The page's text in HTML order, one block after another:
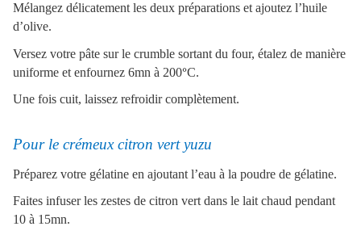
Mélangez délicatement les deux préparations et ajoutez l’huile
d’olive.
Versez votre pâte sur le crumble sortant du four, étalez de manière
uniforme et enfournez 6mn à 200°C.
Une fois cuit, laissez refroidir complètement.
Pour le crémeux citron vert yuzu
Préparez votre gélatine en ajoutant l’eau à la poudre de gélatine.
Faites infuser les zestes de citron vert dans le lait chaud pendant
10 à 15mn.